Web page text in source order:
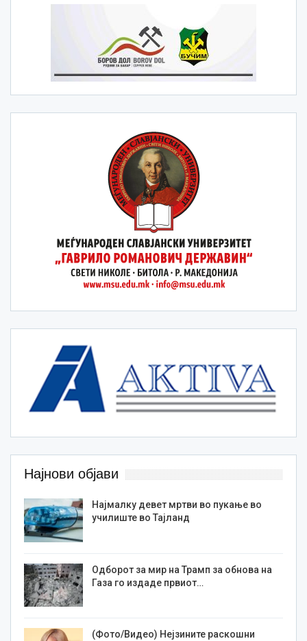
Најнови објави
Најмалку девет мртви во пукање во
училиште во Тајланд
Одборот за мир на Трамп за обнова на
Газа го издаде првиот…
(Фото/Видео) Нејзините раскошни